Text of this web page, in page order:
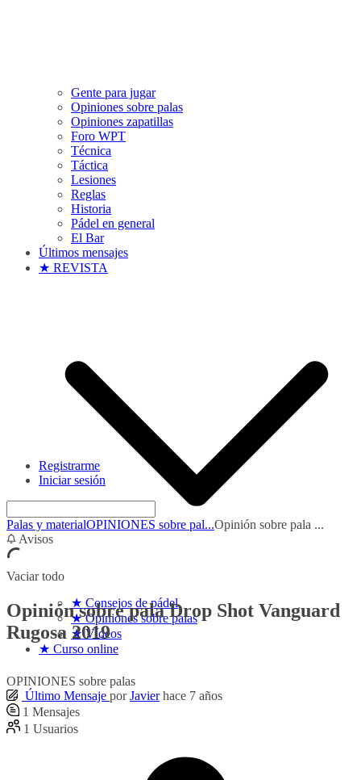
Gente para jugar
Opiniones sobre palas
Opiniones zapatillas
Foro WPT
Técnica
Táctica
Lesiones
Reglas
Historia
Pádel en general
El Bar
Últimos mensajes
★ REVISTA
★ Consejos de pádel
★ Opiniones sobre palas
★ Vídeos
★ Curso online
Registrarme
Iniciar sesión
Palas y materialOPINIONES sobre pal...Opinión sobre pala ...
Avisos
Vaciar todo
Opinión sobre pala Drop Shot Vanguard
Rugosa 2019
OPINIONES sobre palas
Último Mensaje por Javier hace 7 años
1 Mensajes
1 Usuarios